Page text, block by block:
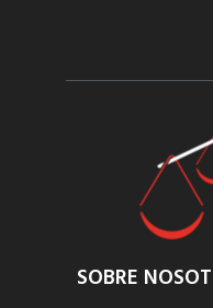
SOBRE